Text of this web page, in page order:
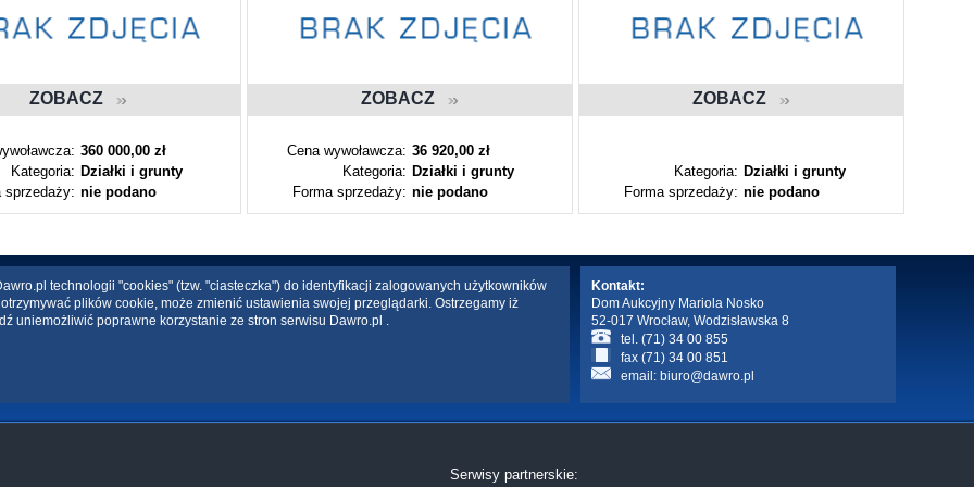
ZOBACZ
360 000,00 zł
Kategoria: Działki i grunty
sprzedaży: nie podano
ZOBACZ
Cena wywoławcza: 36 920,00 zł
Kategoria: Działki i grunty
Forma sprzedaży: nie podano
ZOBACZ
Kategoria: Działki i grunty
Forma sprzedaży: nie podano
technologii "cookies" (tzw. "ciasteczka") do identyfikacji zalogowanych użytkowników
plików cookie, może zmienić ustawienia swojej przeglądarki. Ostrzegamy iż
uniemożliwić poprawne korzystanie ze stron serwisu Dawro.pl .
Kontakt:
Dom Aukcyjny Mariola Nosko
52-017 Wrocław, Wodzisławska 8
tel. (71) 34 00 855
fax (71) 34 00 851
email: biuro@dawro.pl
Serwisy partnerskie: